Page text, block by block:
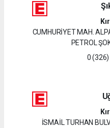
CUMHURİYET MAH.
PETROL
0
İSMAİL TURHAN